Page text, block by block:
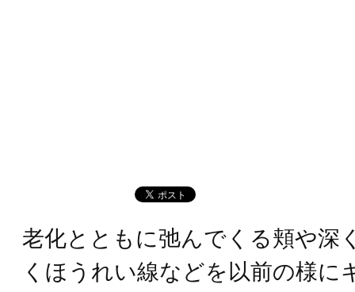
老化とともに弛んでくる頬や深
くほうれい線などを以前の様に